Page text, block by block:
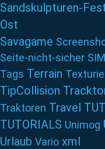
Sandskulpturen-
Ost
Savagame
Seite-nicht-sicher
Tags Terrain
TipCollision
Traktoren Travel TUT
TUTORIALS Unimog
Urlaub Vario xml